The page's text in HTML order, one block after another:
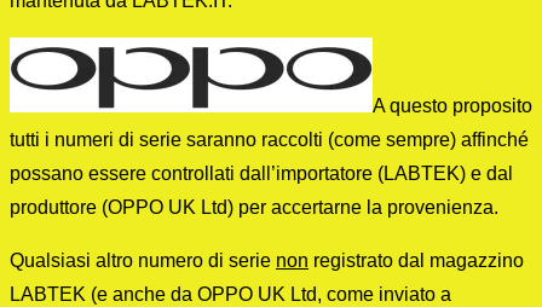
A questo proposito
tutti i numeri di serie saranno raccolti (come sempre) affinché
possano essere controllati dall’importatore (LABTEK) e dal
produttore (OPPO UK Ltd) per accertarne la provenienza.
Qualsiasi altro numero di serie non registrato dal magazzino
LABTEK (e anche da OPPO UK Ltd, come inviato a